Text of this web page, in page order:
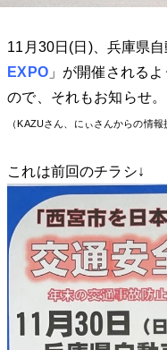
11月30日(日)、兵庫県
EXPO」が開催される
ので、それもお知らせ。
（KAZUさん、にぃさんからの情報
これは前回のチラシ↓